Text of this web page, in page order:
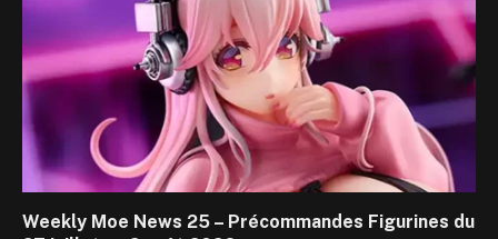
Weekly Moe News 25 – Précommandes Figurines du